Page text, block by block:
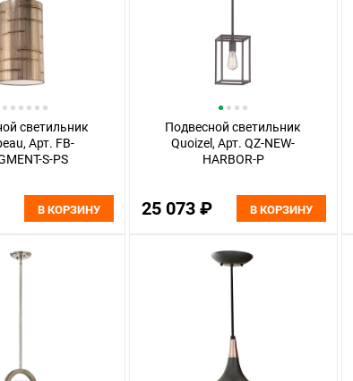
светильник
Арт. FB-
S-PS
В КОРЗИНУ
Подвесной светильник
Quoizel, Арт. QZ-NEW-
HARBOR-P
25 073 ₽ В КОРЗИНУ